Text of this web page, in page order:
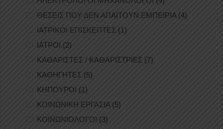
ΘΕΣΕΙΣ ΠΟΥ ΔΕΝ ΑΠΑΙΤΟΥΝ ΕΜΠΕΙΡΙΑ(4)
ΙΑΤΡΙΚΟΙ ΕΠΙΣΚΕΠΤΕΣ (1)
ΙΑΤΡΟΙ (2)
ΚΑΘΑΡΙΣΤΕΣ / ΚΑΘΑΡΙΣΤΡΙΕΣ (7)
ΚΑΘΗΓΗΤΕΣ (5)
ΚΗΠΟΥΡΟΙ (1)
ΚΟΙΝΩΝΙΚΗ ΕΡΓΑΣΙΑ(5)
ΚΟΙΝΩΝΙΟΛΟΓΟΙ (3)